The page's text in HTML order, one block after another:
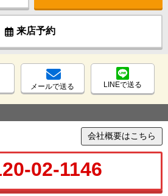
来店予約
メールで送る LINEで送る
会社概要はこちら
02-1146